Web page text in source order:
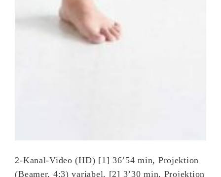
2-Kanal-Video (HD) [1] 36’54 min, Projektion
(Beamer, 4:3) variabel. [2] 3’30 min, Projektion